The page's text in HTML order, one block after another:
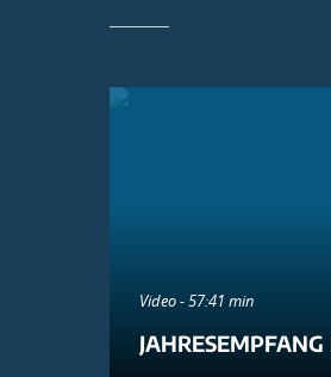
Video - 57:41 min